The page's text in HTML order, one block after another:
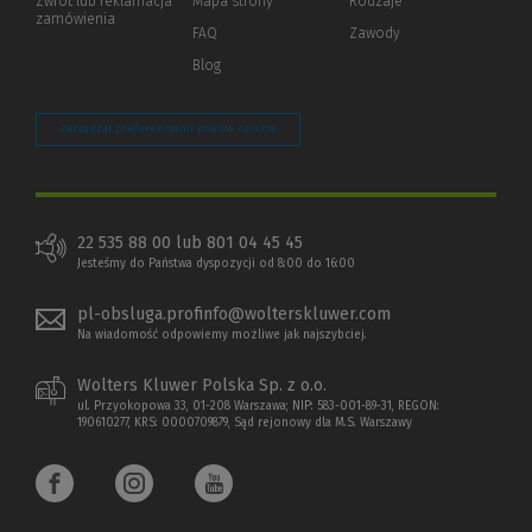
innej
zamówienia
FAQ
Blog
Zawody
Zarządzaj preferencjami plików cookie
22 535 88 00 lub 801 04 45 45
Jesteśmy do Państwa dyspozycji od 8:00 do 16:00
pl-obsluga.profinfo@wolterskluwer.com
Na wiadomość odpowiemy możliwe jak najszybciej.
Wolters Kluwer Polska Sp. z o.o.
ul. Przyokopowa 33, 01-208 Warszawa; NIP: 583-001-89-31, REGON:
190610277, KRS: 0000709879, Sąd rejonowy dla M.S. Warszawy